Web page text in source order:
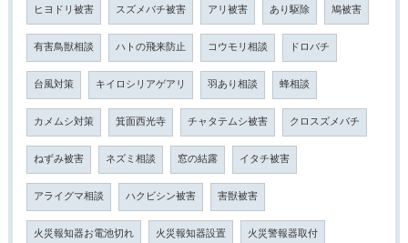
ヒヨドリ被害 スズメバチ被害 アリ被害 あり駆除 鳩被害
有害鳥獣相談 ハトの飛来防止 コウモリ相談 ドロバチ
台風対策 キイロシリアゲアリ 羽あり相談 蜂相談
カメムシ対策 箕面西光寺 チャタテムシ被害 クロスズメバチ
ねずみ被害 ネズミ相談 窓の結露 イタチ被害
アライグマ相談 ハクビシン被害 害獣被害
火災報知器お電池切れ 火災報知器設置 火災警報器取付